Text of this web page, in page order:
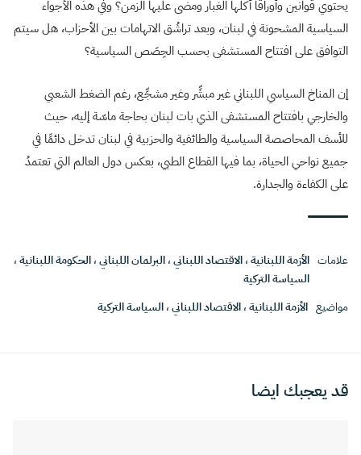
يحتوي قوانين وأوراقًا أكلها الغبار ومضى عليها الزمن؟ وفي هذه الأجواء
السياسية المشحونة في لبنان، وبعد تراشُق الاتهامات بين الأحزاب، هل سيتم
التوافق على افتتاح المستشفى بحسب الحِصَص السياسية؟
إن المناخ السياسي اللبناني غير مبشِّر وغير مشجِّع، رغم الضغط الشعبي
والخارجي بافتتاح المستشفى الذي بات لبنان بحاجة ماسّة إليه، حيث
للأسف المحاصصة السياسية والطائفية والحزبية في لبنان تدخل دائمًا في
جميع نواحي الحياة، بما فيها القطاع الطبي، بعكس دول العالم التي تعتمدُ
على الكفاءة والجدارة.
علامات الأزمة اللبنانية،الاقتصاد اللبناني،البرلمان اللبناني،الحكومة اللبنانية،
السياسة التركية
مواضيع الأزمة اللبنانية،الاقتصاد اللبناني،السياسة التركية
قد يعجبك ايضا